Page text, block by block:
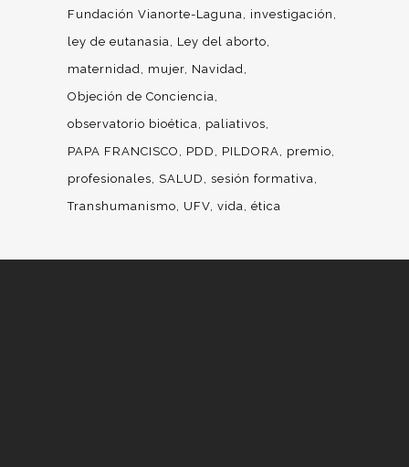
Fundación Vianorte-Laguna
investigación
ley de eutanasia
Ley del aborto
maternidad
mujer Navidad
Objeción de Conciencia
observatorio bioética
paliativos
PAPA FRANCISCO
PDD PILDORA
premio
profesionales
SALUD
sesión formativa
Transhumanismo
UFV vida ética